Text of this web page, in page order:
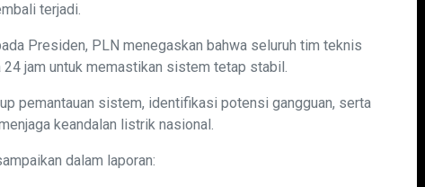
terjadi.
Presiden, PLN menegaskan bahwa seluruh tim teknis
jam untuk memastikan sistem tetap stabil.
pemantauan sistem, identifikasi potensi gangguan, serta
keandalan listrik nasional.
dalam laporan: